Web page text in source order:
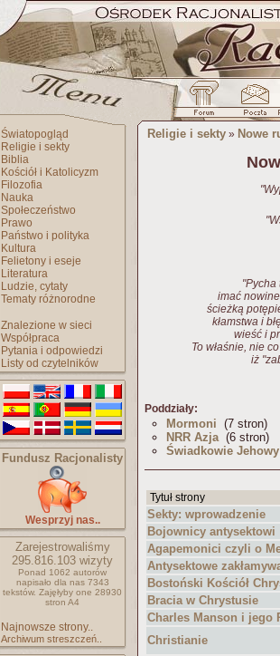
Światopogląd
Religie i sekty
Biblia
Kościół i Katolicyzm
Filozofia
Nauka
Społeczeństwo
Prawo
Państwo i polityka
Kultura
Felietony i eseje
Literatura
Ludzie, cytaty
Tematy różnorodne
Znalezione w sieci
Współpraca
Pytania i odpowiedzi
Listy od czytelników
Fundusz Racjonalisty
Wesprzyj nas..
Zarejestrowaliśmy
295.816.103 wizyty
Ponad 1062 autorów
napisało dla nas 7343
tekstów. Zajęłyby one 28930
stron A4
Najnowsze strony..
Archiwum streszczeń..
Religie i sekty » Nowe
"Pycha
imać
ścieżką
kłamstwa i
wieść i
To właśnie, nie
iż
Poddziały:
Mormoni (7 stron)
NRR Azja(6 stron)
Świadkowie Jehowy
Tytuł strony
Sekty: wprowadzenie
Bojownicy antysektowi
Agapemonici czyli o
Antysektowe
Bostoński Kościół
Bracia w Chrystusie
Charles Manson i jego
Christianie